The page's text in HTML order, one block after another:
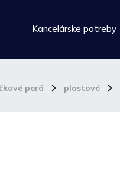
Kancelárske potreby
perá / plastové /